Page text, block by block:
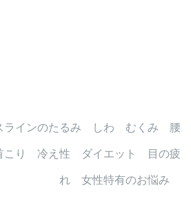
ラインのたるみ しわ むくみ 腰
り 冷え性 ダイエット 目の疲
れ 女性特有のお悩み